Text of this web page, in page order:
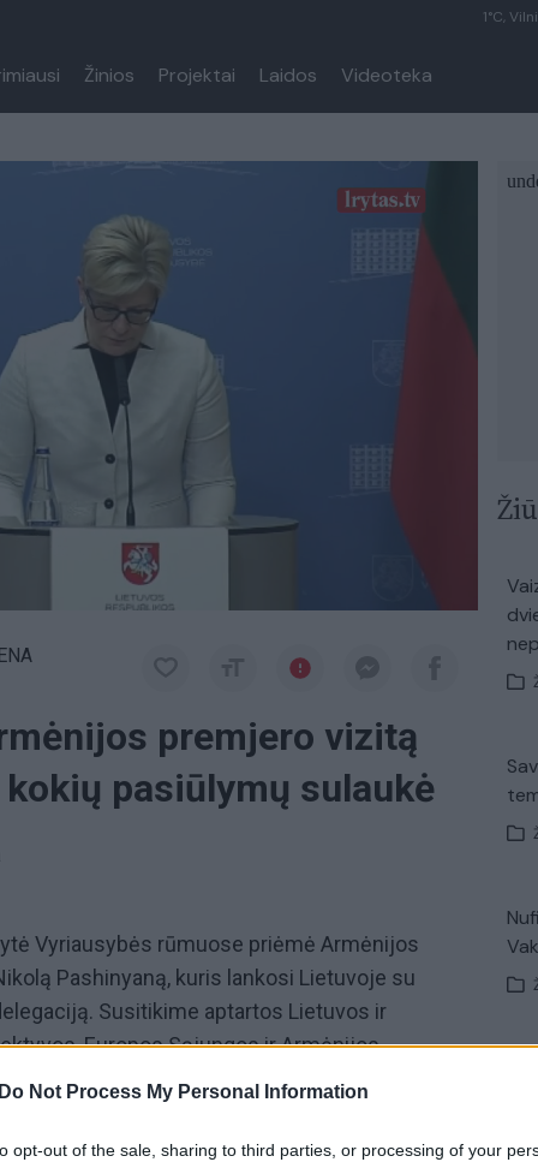
Do Not Process My Personal Information
opt-out of the sale, sharing to third parties, or processing of your
1°C,
Žinios Projektai Laidos Videoteka
premjero vizitą
pasiūlymų sulaukė
Vyriausybės rūmuose priėmė Armėnijos
Pashinyaną, kuris lankosi Lietuvoje su
Susitikime aptartos Lietuvos ir
Europos Sąjungos ir Armėnijos
m. gruodžio 15 d. Briuselyje vyksiančiam
regioninės aktualijos. Daug dėmesio skirta
stiprinimui.